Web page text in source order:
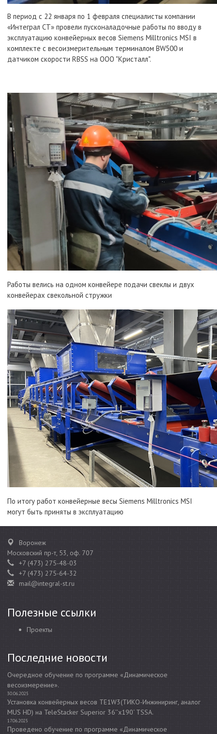
В период с 22 января по 1 февраля специалисты компании
«Интеграл СТ» провели пусконаладочные работы по вводу в
эксплуатацию конвейерных весов Siemens Milltronics MSI в
комплекте с весоизмерительным терминалом BW500 и
датчиком скорости RBSS на ООО "Кристалл".
Работы велись на одном конвейере подачи свеклы и двух
конвейерах свекольной стружки
По итогу работ конвейерные весы Siemens Milltronics MSI
могут быть приняты в эксплуатацию
Воронеж
Московский пр-т, 53, оф. 707
+7 (473) 275-48-03
+7 (473) 275-64-32
mail@integral-st.ru
Полезные ссылки
Проекты
Последние новости
Очередное обучение по программе «Динамическое
весоизмерение».
30.06.2025
Установка конвейерных весов TE1W3(ТИКО-Инжиниринг, аналог
MUS HD) на TeleStacker Superior 36’’x190‘ TSSA.
17.06.2025
Проведено обучение по программе «Динамическое